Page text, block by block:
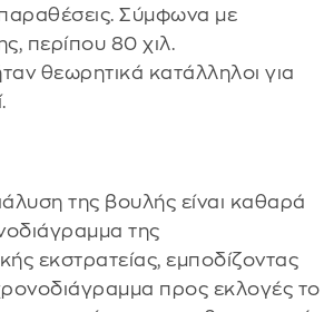
Σύμφωνα με
περίπου 80 χιλ.
θεωρητικά κατάλληλοι για
της βουλής είναι καθαρά
της
εκστρατείας, εμποδίζοντας
προς εκλογές το